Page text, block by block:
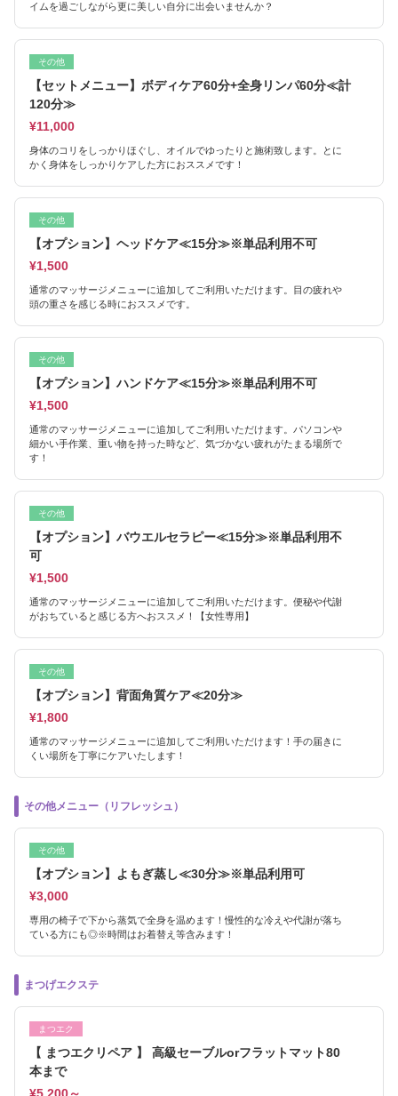
イムを過ごしながら更に美しい自分に出会いませんか？
その他
【セットメニュー】ボディケア60分+全身リンパ60分≪計
120分≫
¥11,000
身体のコリをしっかりほぐし、オイルでゆったりと施術致します。とに
かく身体をしっかりケアした方におススメです！
その他
【オプション】ヘッドケア≪15分≫※単品利用不可
¥1,500
通常のマッサージメニューに追加してご利用いただけます。目の疲れや
頭の重さを感じる時におススメです。
その他
【オプション】ハンドケア≪15分≫※単品利用不可
¥1,500
通常のマッサージメニューに追加してご利用いただけます。パソコンや
細かい手作業、重い物を持った時など、気づかない疲れがたまる場所で
す！
その他
【オプション】バウエルセラピー≪15分≫※単品利用不
可
¥1,500
通常のマッサージメニューに追加してご利用いただけます。便秘や代謝
がおちていると感じる方へおススメ！【女性専用】
その他
【オプション】背面角質ケア≪20分≫
¥1,800
通常のマッサージメニューに追加してご利用いただけます！手の届きに
くい場所を丁寧にケアいたします！
その他メニュー（リフレッシュ）
その他
【オプション】よもぎ蒸し≪30分≫※単品利用可
¥3,000
専用の椅子で下から蒸気で全身を温めます！慢性的な冷えや代謝が落ち
ている方にも◎※時間はお着替え等含みます！
まつげエクステ
まつエク
【 まつエクリペア 】 高級セーブルorフラットマット80
本まで